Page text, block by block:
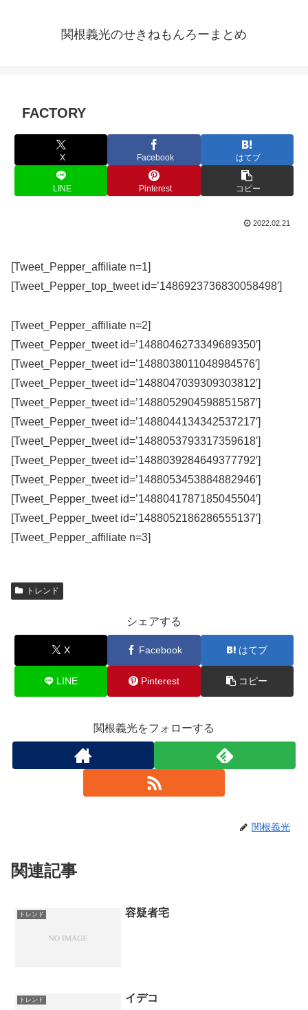
関根義光のせきねもんろーまとめ
FACTORY
X Facebook はてブ
LINE Pinterest コピー
2022.02.21
[Tweet_Pepper_affiliate n=1]
[Tweet_Pepper_top_tweet id=’1486923736830058498′]
[Tweet_Pepper_affiliate n=2]
[Tweet_Pepper_tweet id=’1488046273349689350′]
[Tweet_Pepper_tweet id=’1488038011048984576′]
[Tweet_Pepper_tweet id=’1488047039309303812′]
[Tweet_Pepper_tweet id=’1488052904598851587′]
[Tweet_Pepper_tweet id=’1488044134342537217′]
[Tweet_Pepper_tweet id=’1488053793317359618′]
[Tweet_Pepper_tweet id=’1488039284649377792′]
[Tweet_Pepper_tweet id=’1488053453884882946′]
[Tweet_Pepper_tweet id=’1488041787185045504′]
[Tweet_Pepper_tweet id=’1488052186286555137′]
[Tweet_Pepper_affiliate n=3]
トレンド
シェアする
X Facebook はてブ
LINE Pinterest コピー
関根義光をフォローする
関根義光
関連記事
トレンド 容疑者宅
トレンド イデコ